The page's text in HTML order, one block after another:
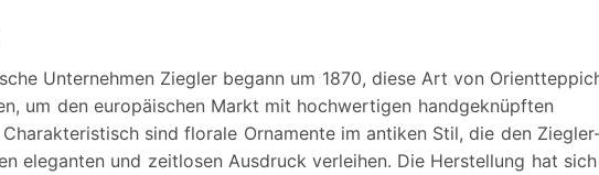
Unternehmen Ziegler begann um 1870, diese Art von
um den europäischen Markt mit hochwertigen handgeknüpften
sind florale Ornamente im antiken Stil, die den
eleganten und zeitlosen Ausdruck verleihen. Die Herstellung hat sich